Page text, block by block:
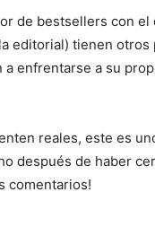
de bestsellers con el
editorial) tienen
enfrentarse a su
reales, este es
después de haber
comentarios!